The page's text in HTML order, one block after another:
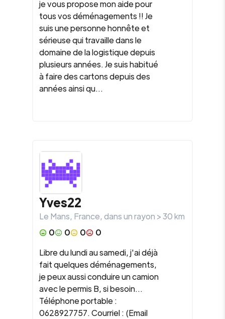
je vous propose mon aide pour
tous vos déménagements !! Je
suis une personne honnête et
sérieuse qui travaille dans le
domaine de la logistique depuis
plusieurs années. Je suis habitué
à faire des cartons depuis des
années ainsi qu...
Yves22
Le Mans, France, dans un rayon >30km
0
0 0
0
Libre du lundi au samedi, j'ai déjà
fait quelques déménagements,
je peux aussi conduire un camion
avec le permis B, si besoin...
Téléphone portable :
0628927757. Courriel : (Email